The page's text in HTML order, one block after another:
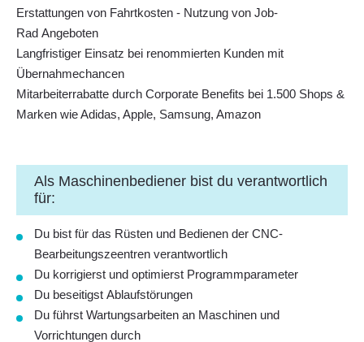
Erstattungen von Fahrtkosten - Nutzung von Job-
Rad Angeboten
Langfristiger Einsatz bei renommierten Kunden mit
Übernahmechancen
Mitarbeiterrabatte durch Corporate Benefits bei 1.500 Shops &
Marken wie Adidas, Apple, Samsung, Amazon
Als Maschinenbediener bist du verantwortlich
für:
Du bist für das Rüsten und Bedienen der CNC-
Bearbeitungszeentren verantwortlich
Du korrigierst und optimierst Programmparameter
Du beseitigst Ablaufstörungen
Du führst Wartungsarbeiten an Maschinen und
Vorrichtungen durch